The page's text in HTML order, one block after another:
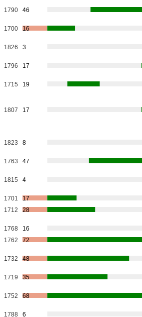
1790 46
1700 16
1826 3
1796 17
1715 19
1807 17
1823 8
1763 47
1815 4
1701
17
1712 28
1768
16
1762 72
1732 48
1719 35
1752 68
1788 6